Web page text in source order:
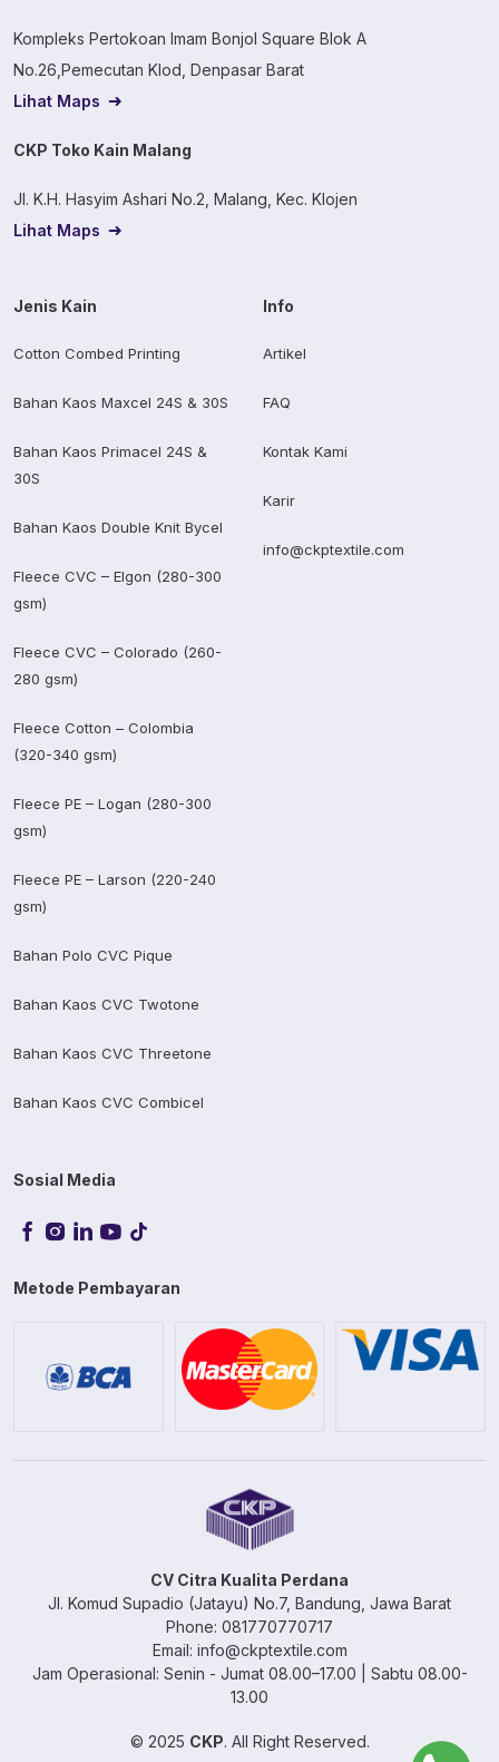
Kompleks Pertokoan Imam Bonjol Square Blok A
No.26,Pemecutan Klod, Denpasar Barat
Lihat Maps
CKP Toko Kain Malang
Jl. K.H. Hasyim Ashari No.2, Malang, Kec. Klojen
Lihat Maps
Jenis Kain
Cotton Combed Printing
Bahan Kaos Maxcel 24S & 30S
Bahan Kaos Primacel 24S &
30S
Bahan Kaos Double Knit Bycel
Fleece CVC – Elgon (280-300
gsm)
Fleece CVC – Colorado (260-
280 gsm)
Fleece Cotton – Colombia
(320-340 gsm)
Fleece PE – Logan (280-300
gsm)
Fleece PE – Larson (220-240
gsm)
Bahan Polo CVC Pique
Bahan Kaos CVC Twotone
Bahan Kaos CVC Threetone
Bahan Kaos CVC Combicel
Info
Artikel
FAQ
Kontak Kami
Karir
info@ckptextile.com
Sosial Media
Metode Pembayaran
CV Citra Kualita Perdana
Jl. Komud Supadio (Jatayu) No.7, Bandung, Jawa Barat
Phone: 081770770717
Email: info@ckptextile.com
Jam Operasional: Senin - Jumat 08.00–17.00 | Sabtu 08.00-
13.00
© 2025 CKP. All Right Reserved.